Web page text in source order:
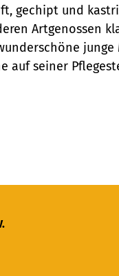
gechipt und
Artgenossen
auf seiner